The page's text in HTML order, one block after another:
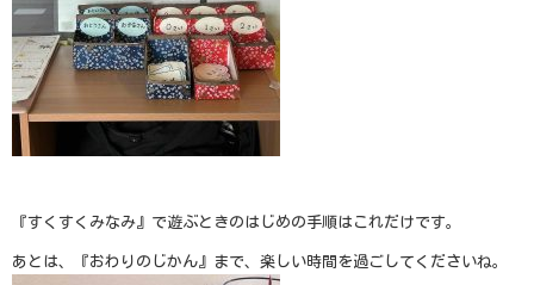
『すくすくみなみ』で遊ぶときのはじめの手順はこれだけです。
あとは、『おわりのじかん』まで、楽しい時間を過ごしてくださいね。